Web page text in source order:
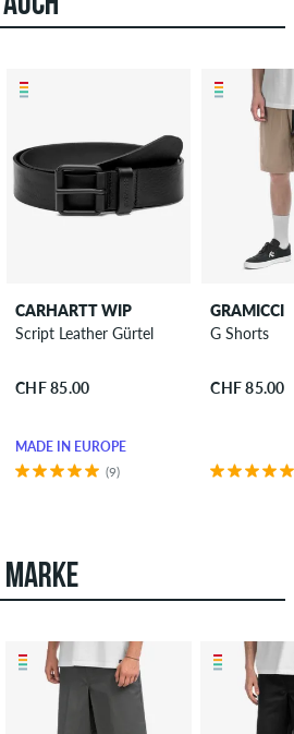
CARHARTT WIP
Script Leather Gürtel
CHF 85.00
MADE IN EUROPE
(9)
GRAMICCI
G Shorts
CHF 85.00
MARKE